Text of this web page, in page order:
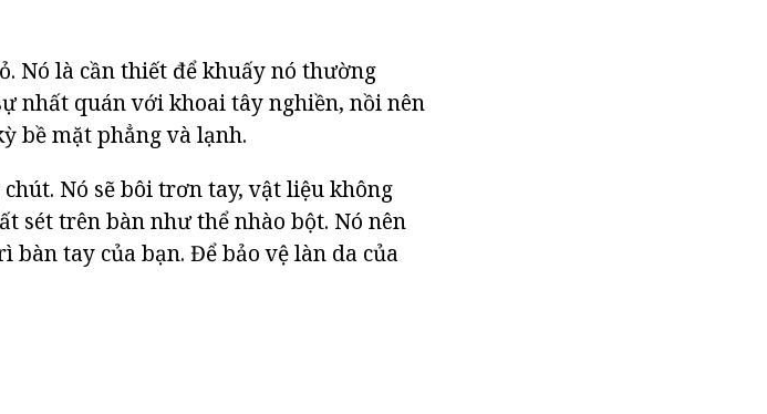
Nó là cần thiết để khuấy nó thường
nhất quán với khoai tây nghiền, nồi nên
bề mặt phẳng và lạnh.
Nó sẽ bôi trơn tay, vật liệu không
sét trên bàn như thể nhào bột. Nó nên
bàn tay của bạn. Để bảo vệ làn da của